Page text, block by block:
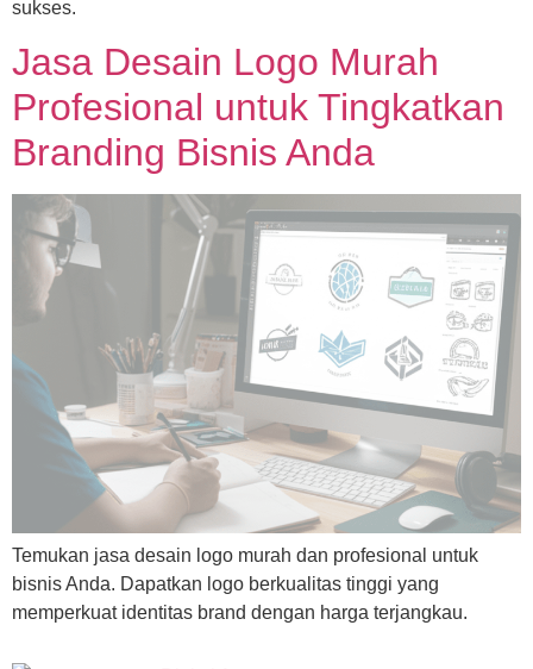
Jasa Desain Logo Murah
Profesional untuk Tingkatkan
Branding Bisnis Anda
Temukan jasa desain logo murah dan profesional untuk
bisnis Anda. Dapatkan logo berkualitas tinggi yang
memperkuat identitas brand dengan harga terjangkau.